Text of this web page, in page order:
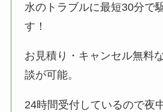
水のトラブルに最短30分で
す！
お見積り・キャンセル無料
談が可能。
24時間受付しているので夜